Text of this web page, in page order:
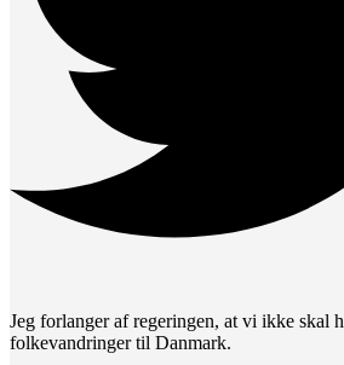
Jeg forlanger af regeringen, at vi ikke skal
folkevandringer til Danmark.